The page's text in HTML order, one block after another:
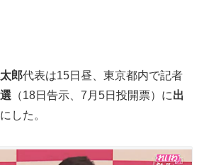
郎代表は15日昼、東京都内で記者
（18日告示、7月5日投開票）に出
した。